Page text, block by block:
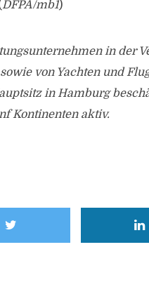
DFPA/mb1)
in der
von Yachten und
in Hamburg
Kontinenten aktiv.